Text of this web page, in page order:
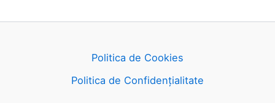
Politica de Cookies
Politica de Confidențialitate